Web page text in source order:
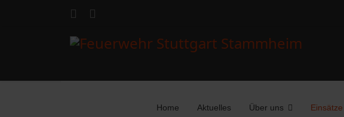
Home Aktuelles Über uns Einsätze